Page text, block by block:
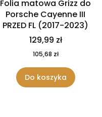
Folia matowa Grizz do
Porsche Cayenne III
PRZED FL (2017-2023)
129,99 zł
105,68 zł
Do koszyka